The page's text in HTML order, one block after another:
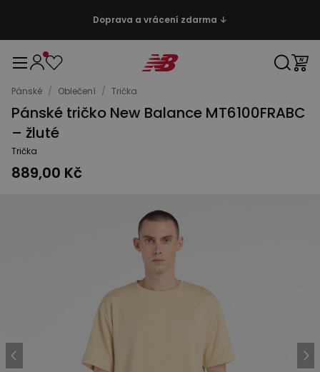
Doprava a vrácení zdarma ↓
Pánské / Oblečení / Trička
Pánské tričko New Balance MT6100FRABC
– žluté
Trička
889,00 Kč